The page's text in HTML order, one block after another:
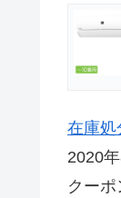
在庫処
2020
クー